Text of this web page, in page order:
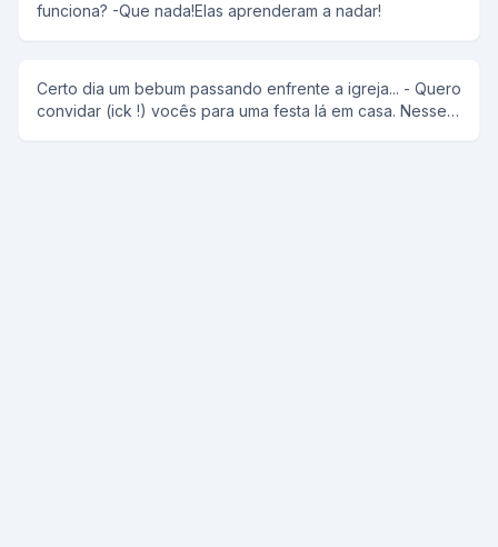
funciona? -Que nada!Elas aprenderam a nadar!
Certo dia um bebum passando enfrente a igreja... - Quero
convidar (ick !) vocês para uma festa lá em casa. Nesse